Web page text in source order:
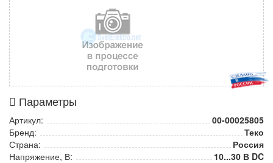
Параметры
Артикул:
00-00025805
Бренд:
Теко
Страна:
Россия
Напряжение, В:
10...30 В DC